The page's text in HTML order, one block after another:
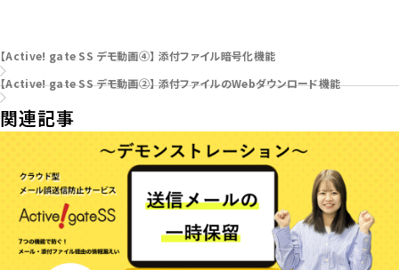
【Active! gate SS デモ動画④】 添付ファイル暗号化機能
【Active! gate SS デモ動画②】 添付ファイルのWebダウンロード機能
関連記事